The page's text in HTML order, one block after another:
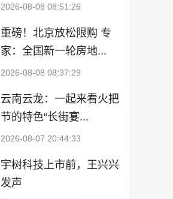
2026-08-08 08:51:26
重磅！北京放松限购 专
家：全国新一轮房地...
2026-08-08 08:37:29
云南云龙：一起来看火把
节的特色“长街宴...
2026-08-07 20:44:33
宇树科技上市前，王兴兴
发声